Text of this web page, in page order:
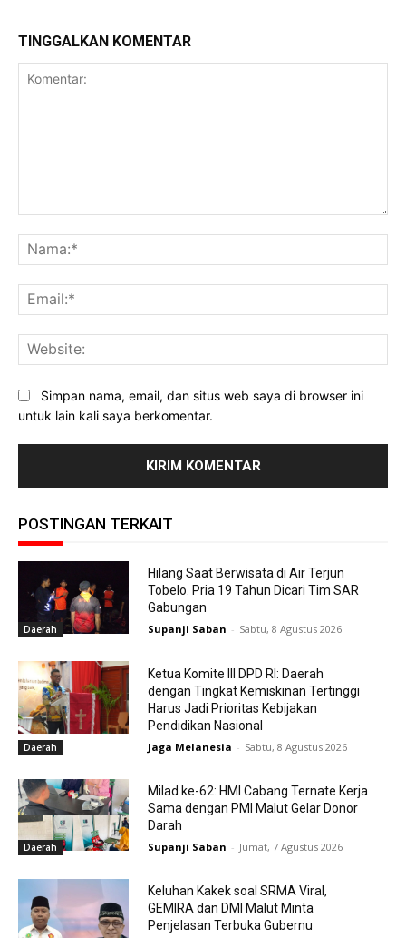
TINGGALKAN KOMENTAR
Simpan nama, email, dan situs web saya di browser ini
untuk lain kali saya berkomentar.
POSTINGAN TERKAIT
Daerah
Hilang Saat Berwisata di Air Terjun
Tobelo. Pria 19 Tahun Dicari Tim SAR
Gabungan
Supanji Saban - Sabtu, 8 Agustus 2026
Daerah
Ketua Komite III DPD RI: Daerah
dengan Tingkat Kemiskinan Tertinggi
Harus Jadi Prioritas Kebijakan
Pendidikan Nasional
Jaga Melanesia - Sabtu, 8 Agustus 2026
Daerah
Milad ke-62: HMI Cabang Ternate Kerja
Sama dengan PMI Malut Gelar Donor
Darah
Supanji Saban - Jumat, 7 Agustus 2026
Keluhan Kakek soal SRMA Viral,
GEMIRA dan DMI Malut Minta
Penjelasan Terbuka Gubernu